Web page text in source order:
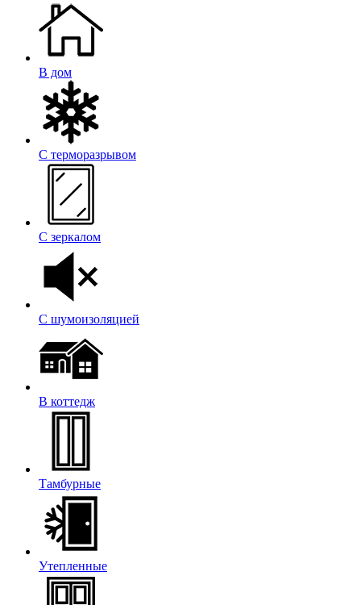
В дом
С терморазрывом
С зеркалом
С шумоизоляцией
В коттедж
Тамбурные
Утепленные